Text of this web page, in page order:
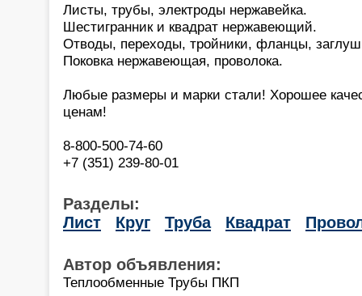
Листы, трубы, электроды нержавейка.
Шестигранник и квадрат нержавеющий.
Отводы, переходы, тройники, фланцы,
Поковка нержавеющая, проволока.
Любые размеры и марки стали! Хорошее
ценам!
8-800-500-74-60
+7 (351) 239-80-01
Разделы:
Лист
Круг Труба Квадрат
Автор объявления:
Теплообменные Трубы ПКП